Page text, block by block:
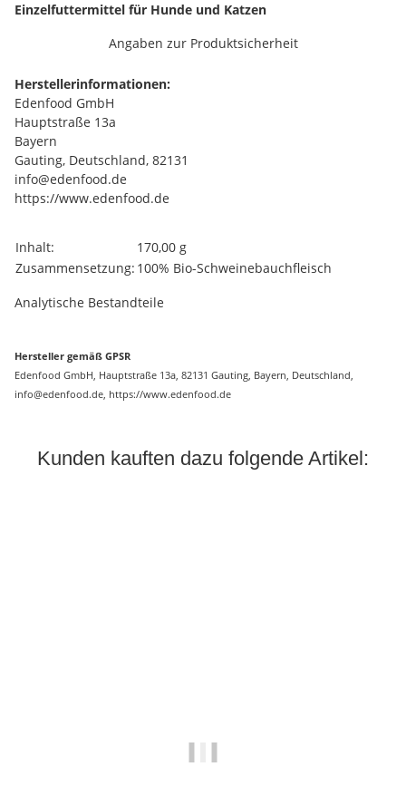
Einzelfuttermittel für Hunde und Katzen
Angaben zur Produktsicherheit
Herstellerinformationen:
Edenfood GmbH
Hauptstraße 13a
Bayern
Gauting, Deutschland, 82131
info@edenfood.de
https://www.edenfood.de
Produkteigenschaft
Wert
Inhalt:
170,00 g
Zusammensetzung: 100% Bio-Schweinebauchfleisch
Analytische Bestandteile
Hersteller gemäß GPSR
Edenfood GmbH, Hauptstraße 13a, 82131 Gauting, Bayern, Deutschland,
info@edenfood.de, https://www.edenfood.de
Kunden kauften dazu folgende Artikel: